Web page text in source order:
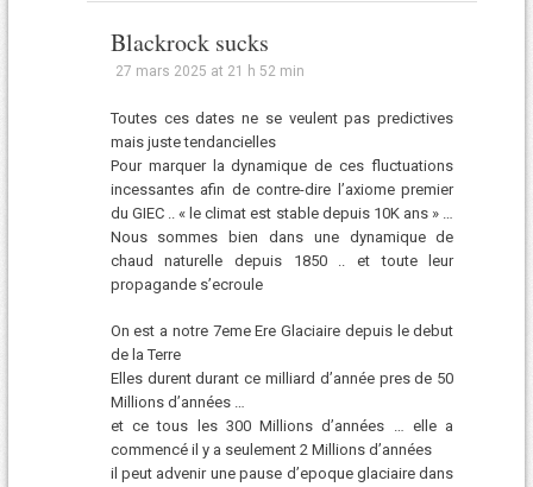
Blackrock sucks
27 mars 2025 at 21 h 52 min
Toutes ces dates ne se veulent pas predictives
mais juste tendancielles
Pour marquer la dynamique de ces fluctuations
incessantes afin de contre-dire l’axiome premier
du GIEC .. « le climat est stable depuis 10K ans » …
Nous sommes bien dans une dynamique de
chaud naturelle depuis 1850 .. et toute leur
propagande s’ecroule
On est a notre 7eme Ere Glaciaire depuis le debut
de la Terre
Elles durent durant ce milliard d’année pres de 50
Millions d’années …
et ce tous les 300 Millions d’années … elle a
commencé il y a seulement 2 Millions d’années
il peut advenir une pause d’epoque glaciaire dans